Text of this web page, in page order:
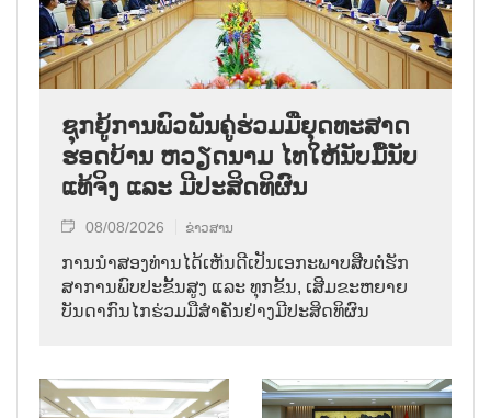
ຊຸກ​ຍູ້​ການ​ພົວ​ພັນ​ຄູ່​ຮ່ວມ​ມື​ຍຸດ​ທະ​ສາດ​
ຮອດ​ບ້ານ ຫວຽດ​ນາມ ໄທ​ໃຫ້​ນັບ​ມື້​ນັບ​
ແທ້​ຈິງ ແລະ ມີ​ປະ​ສິດ​ທິ​ຜົນ
08/08/2026 ຂ່າວສານ
ການ​ນຳ​ສອງ​ທ່ານ​ໄດ້​ເຫັນ​ດີ​ເປັນ​ເອ​ກະ​ພາບ​ສືບ​ຕໍ່​ຮັກ​
ສາ​ການ​ພົບ​ປະ​ຂັ້ນ​ສູງ ແລະ ທຸກ​ຂັ້ນ, ເສີມ​ຂະ​ຫຍາຍ​
ບັນ​ດາ​ກົນ​ໄກ​ຮ່ວມ​ມື​ສຳ​ຄັນ​ຢ່າງ​ມີ​ປະ​ສິດ​ທິ​ຜົນ